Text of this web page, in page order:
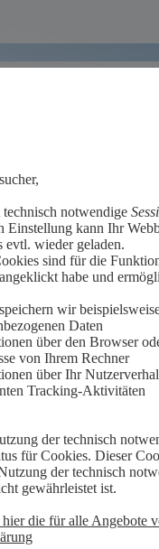
Lernmaterialien sowie
mit dem
die sich mit